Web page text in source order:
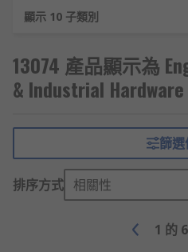
顯示 10 子類別
13074 產品顯示為
& Industrial Hardware
篩
排序方式 相關性
1 的